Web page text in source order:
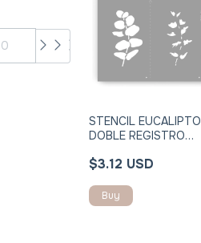
STENCIL EUCALIPTO
DOBLE REGISTRO
$3.12 USD
Buy